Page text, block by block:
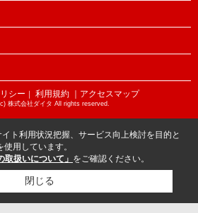
シー ｜ 利用規約 ｜アクセスマップ
株式会社ダイタ All rights reserved.
ト利用状況把握、サービス向上検討を目的と
用しています。
取扱いについて」 をご確認ください。
閉じる